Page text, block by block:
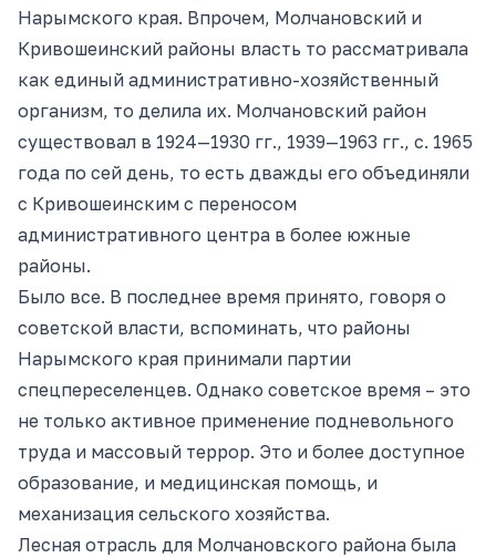
Нарымского края. Впрочем, Молчановский и
Кривошеинский районы власть то рассматривала
как единый административно-хозяйственный
организм, то делила их. Молчановский район
существовал в 1924—1930 гг., 1939—1963 гг., с. 1965
года по сей день, то есть дважды его объединяли
с Кривошеинским с переносом
административного центра в более южные
районы.
Было все. В последнее время принято, говоря о
советской власти, вспоминать, что районы
Нарымского края принимали партии
спецпереселенцев. Однако советское время – это
не только активное применение подневольного
труда и массовый террор. Это и более доступное
образование, и медицинская помощь, и
механизация сельского хозяйства.
Лесная отрасль для Молчановского района была